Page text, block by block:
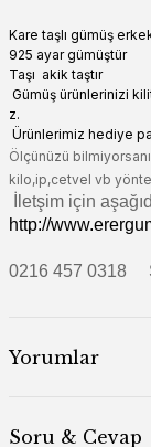
Kare taşlı gümüş
925 ayar gümüştür
Taşı akik taştır
Gümüş ürünlerinizi
z.
Ürünlerimiz hediye
Ölçünüzü
kilo,ip,cetvel vb
İletşim için
http://
0216 457 0318
Yorumlar
Soru & Cevap